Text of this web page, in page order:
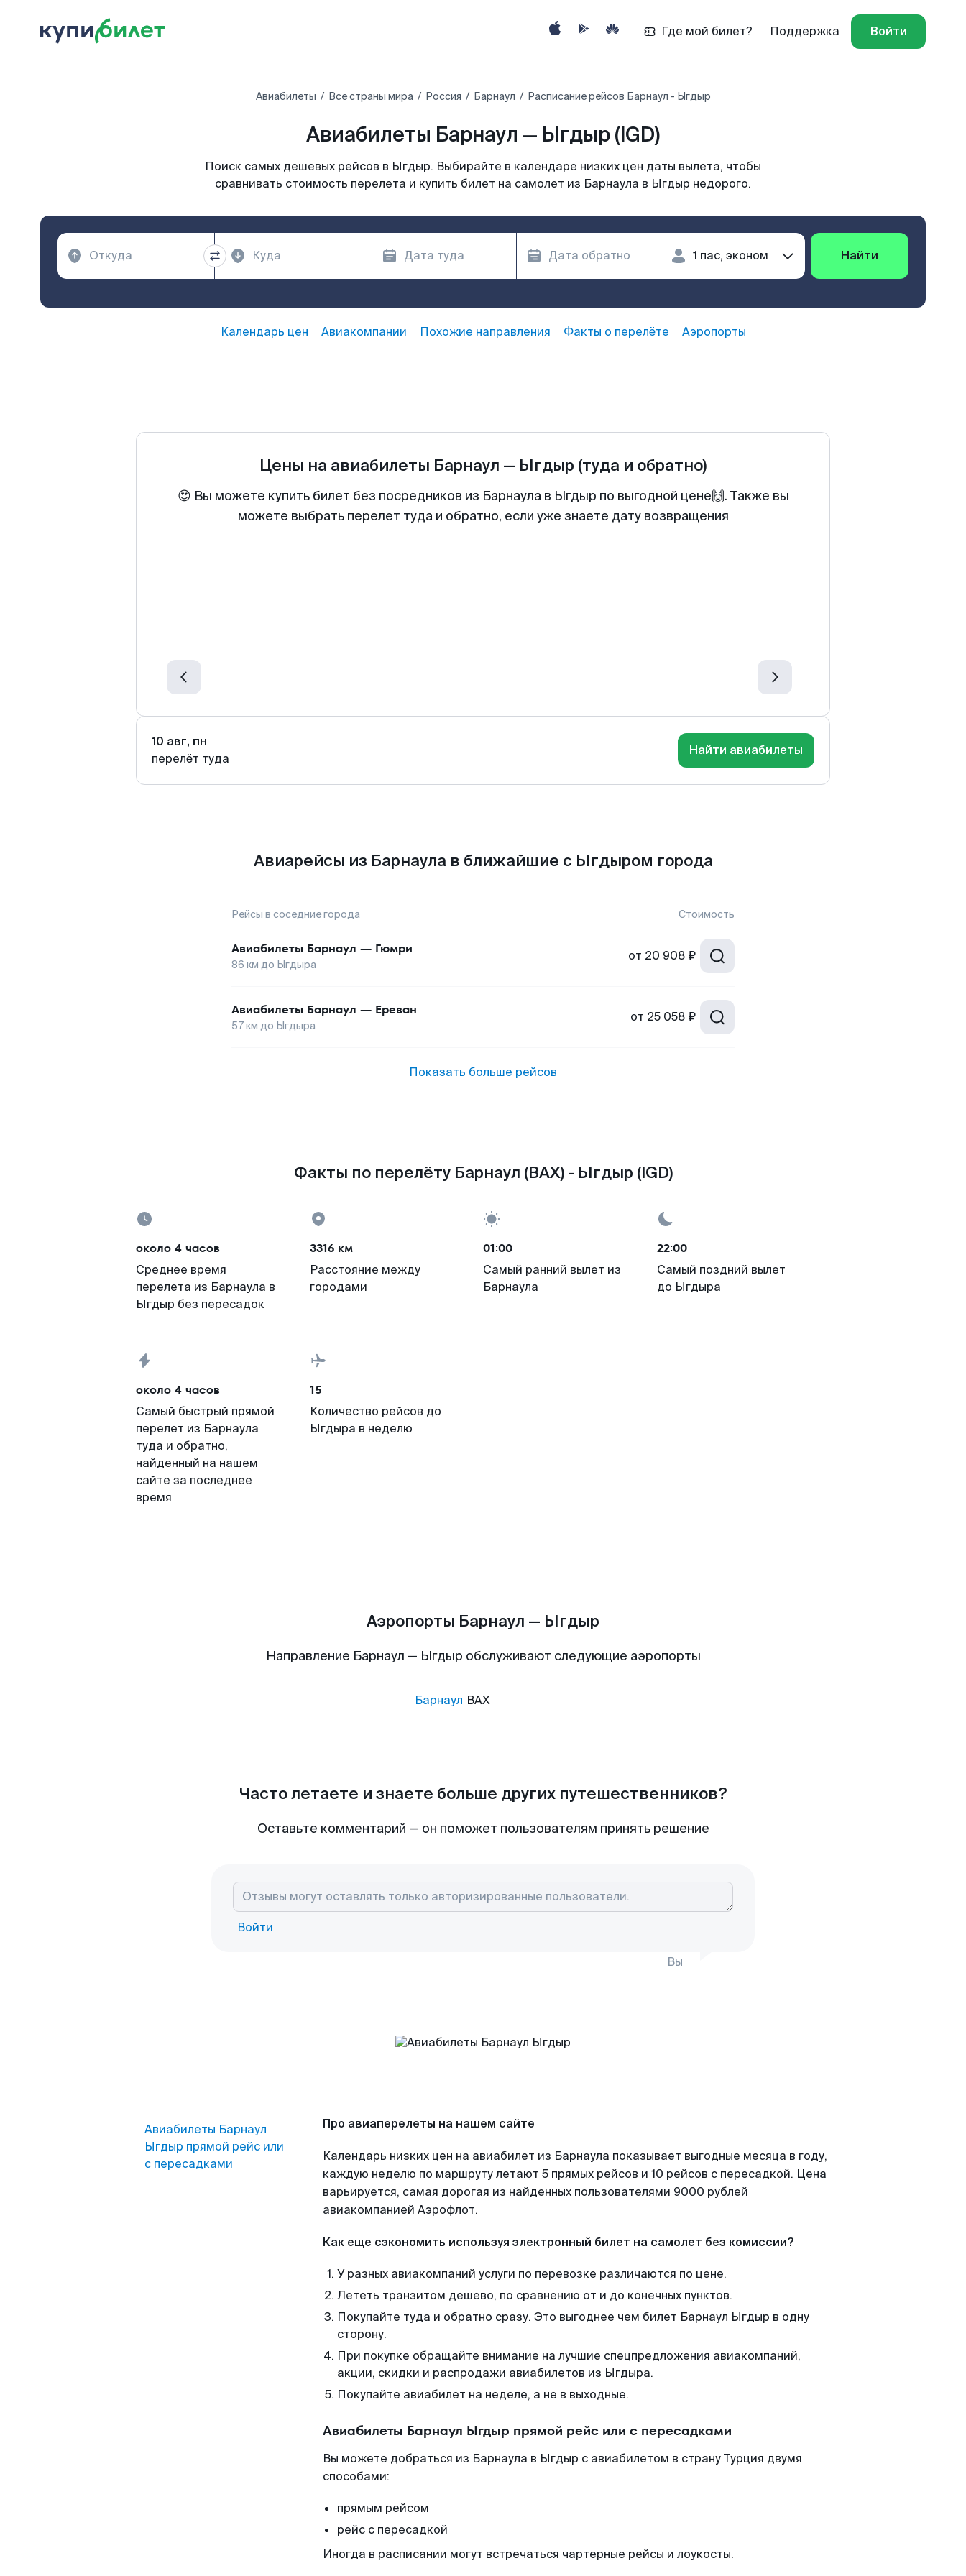
Где мой билет? Поддержка Войти
Авиабилеты Все страны мира Россия Барнаул Расписание рейсов Барнаул - Ыгдыр
Авиабилеты Барнаул — Ыгдыр (IGD)
Поиск самых дешевых рейсов в Ыгдыр. Выбирайте в календаре низких цен даты вылета, чтобы
сравнивать стоимость перелета и купить билет на самолет из Барнаула в Ыгдыр недорого.
Найти
Календарь цен Авиакомпании Похожие направления Факты о перелёте Аэропорты
Цены на авиабилеты Барнаул — Ыгдыр (туда и обратно)
😍 Вы можете купить билет без посредников из Барнаула в Ыгдыр по выгодной цене🙌. Также вы
можете выбрать перелет туда и обратно, если уже знаете дату возвращения
10 авг, пн
перелёт туда
Найти авиабилеты
Авиарейсы из Барнаула в ближайшие с Ыгдыром города
Рейсы в соседние города Стоимость
Авиабилеты Барнаул — Гюмри
86 км до Ыгдыра
от 20 908 ₽
Авиабилеты Барнаул — Ереван
57км до Ыгдыра
от 25 058 ₽
Показать больше рейсов
Факты по перелёту Барнаул (BAX) - Ыгдыр (IGD)
около 4 часов
Среднее время
перелета из Барнаула в
Ыгдыр без пересадок
3316 км
Расстояние между
городами
01:00
Самый ранний вылет из
Барнаула
22:00
Самый поздний вылет
до Ыгдыра
около 4 часов
Самый быстрый прямой
перелет из Барнаула
туда и обратно,
найденный на нашем
сайте за последнее
время
15
Количество рейсов до
Ыгдыра в неделю
Аэропорты Барнаул — Ыгдыр
Направление Барнаул — Ыгдыр обслуживают следующие аэропорты
Барнаул BAX
Часто летаете и знаете больше других путешественников?
Оставьте комментарий — он поможет пользователям принять решение
Войти
Вы
Авиабилеты Барнаул
Ыгдыр прямой рейс или
с пересадками
Про авиаперелеты на нашем сайте
Календарь низких цен на авиабилет из Барнаула показывает выгодные месяца в году,
каждую неделю по маршруту летают 5 прямых рейсов и 10 рейсов с пересадкой. Цена
варьируется, самая дорогая из найденных пользователями 9000 рублей
авиакомпанией Аэрофлот.
Как еще сэкономить используя электронный билет на самолет без комиссии?
У разных авиакомпаний услуги по перевозке различаются по цене.
Лететь транзитом дешево, по сравнению от и до конечных пунктов.
Покупайте туда и обратно сразу. Это выгоднее чем билет Барнаул Ыгдыр в одну
сторону.
При покупке обращайте внимание на лучшие спецпредложения авиакомпаний,
акции, скидки и распродажи авиабилетов из Ыгдыра.
Покупайте авиабилет на неделе, а не в выходные.
Авиабилеты Барнаул Ыгдыр прямой рейс или с пересадками
Вы можете добраться из Барнаула в Ыгдыр с авиабилетом в страну Турция двумя
способами:
прямым рейсом
рейс с пересадкой
Иногда в расписании могут встречаться чартерные рейсы и лоукосты.